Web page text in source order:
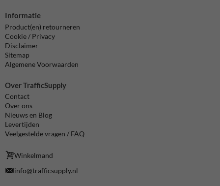
Informatie
Product(en) retourneren
Cookie / Privacy
Disclaimer
Sitemap
Algemene Voorwaarden
Over TrafficSupply
Contact
Over ons
Nieuws en Blog
Levertijden
Veelgestelde vragen / FAQ
Winkelmand
info@trafficsupply.nl